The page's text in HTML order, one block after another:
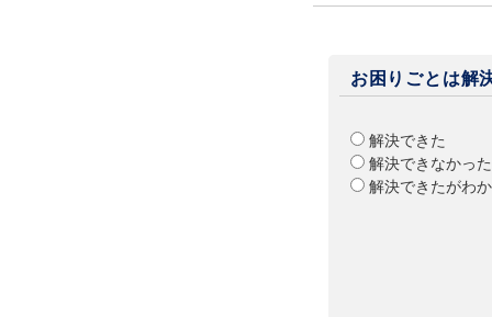
お困りごとは解
解決できた
解決できなかった
解決できたがわ